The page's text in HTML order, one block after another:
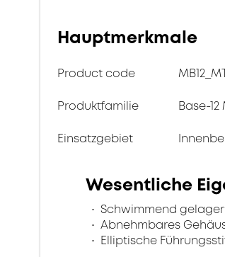
Hauptmerkmale
Product code
Produktfamilie Base-12
Einsatzgebiet
Wesentliche
Schwimmend
Abnehmbares
Elliptische